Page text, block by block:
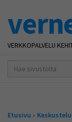
VERKKOPALVELU
hakusana(t)
Olet
Etusivu » Keskustelu